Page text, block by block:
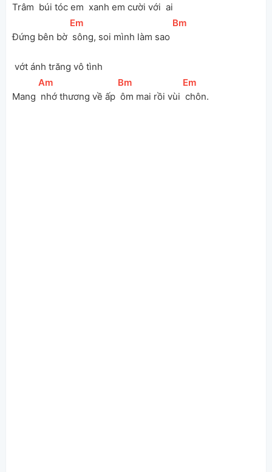
Trâm búi tóc em xanh em cười với ai
Đứng bên bờ
[Em
sông, soi mình làm sao
[Bm
vớt ánh trăng vô tình
Mang
[
Am
nhớ thương về ấp
[Bm
ôm mai rồi vùi
[Em
chôn.